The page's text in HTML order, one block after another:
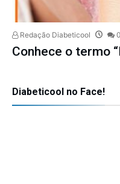
Redação Diabeticool 0
Conhece o termo
Diabeticool no Face!